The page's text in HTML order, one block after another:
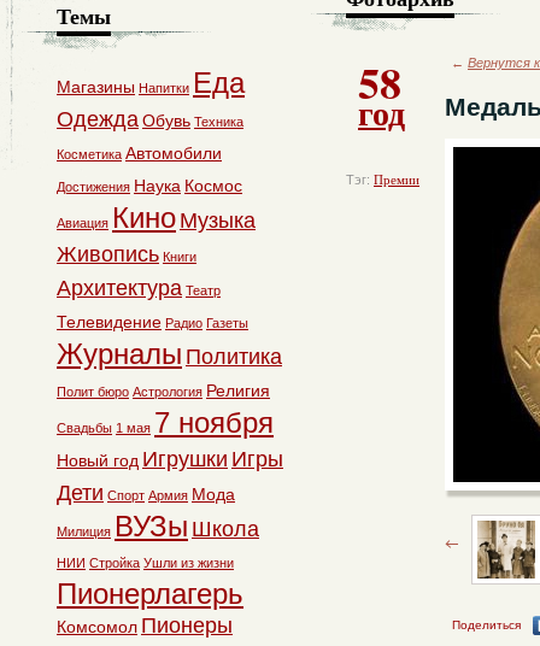
58
год
Тэг: Премии
← Вернутся
Поделиться
Темы
Магазины Напитки Еда
ОдеждаОбувь Техника
Косметика Автомобили
Достижения Наука Космос
Авиация Кино Музыка
Живопись Книги
Архитектура Театр
Телевидение Радио Газеты
Журналы Политика
Полит бюро Астрология Религия
Свадьбы 1 мая 7 ноября
Новый год Игрушки Игры
Дети Спорт Армия Мода
Милиция ВУЗы Школа
НИИ Стройка Ушли из жизни
Пионерлагерь
Комсомол Пионеры